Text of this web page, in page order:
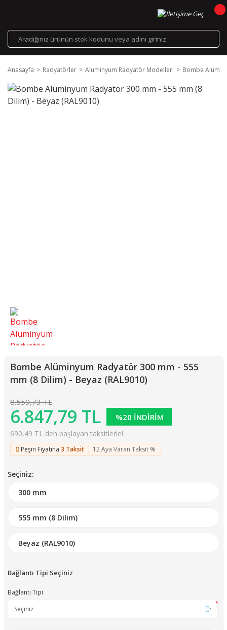
Anasayfa Radyatörler Aluminyum Radyatör Modelleri Bombe
Bombe Alüminyum Radyatör 300 mm - 555
mm (8 Dilim) - Beyaz (RAL9010)
8.559,73 TL
6.847,79 TL %20 İNDİRİM
690,49 TL den başlayan taksitlerle!
Peşin Fiyatına 3 Taksit 12 Aya Varan Taksit %
Seçiniz:
Bağlantı Tipi Seçiniz
Bağlantı Tipi
*